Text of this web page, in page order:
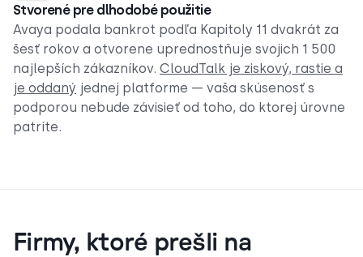
Stvorené pre dlhodobé použitie
Avaya podala bankrot podľa Kapitoly 11 dvakrát za
šesť rokov a otvorene uprednostňuje svojich 1 500
najlepších zákazníkov. CloudTalk je ziskový, rastie a
je oddaný jednej platforme — vaša skúsenosť s
podporou nebude závisieť od toho, do ktorej úrovne
patríte.
Firmy, ktoré prešli na